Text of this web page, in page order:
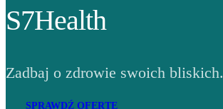
S7Health
Zadbaj o zdrowie swoich bliskich.
SPRAWDŹ OFERTĘ